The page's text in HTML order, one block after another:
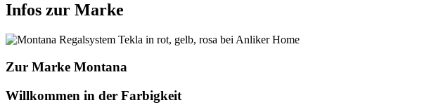
Infos zur Marke
Zur Marke Montana
Willkommen in der Farbigkeit